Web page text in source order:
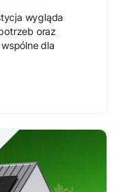
wygląda
oraz
dla